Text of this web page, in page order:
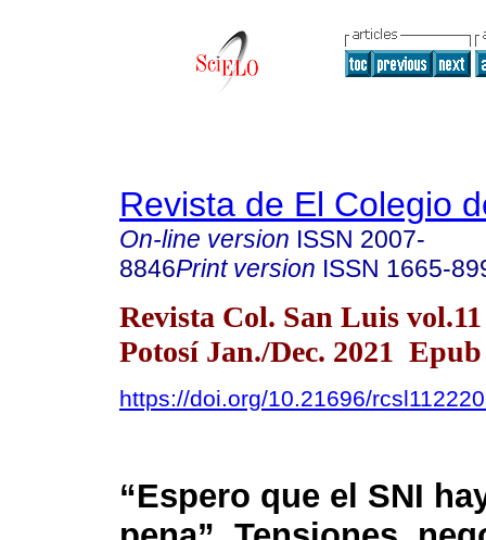
Revista de El Colegio
On-line version ISSN 2007-
8846Print version ISSN 1665-
Revista Col. San Luis
Potosí Jan./Dec. 2021 Epub
https://doi.org/10.21696/
“Espero que el SNI